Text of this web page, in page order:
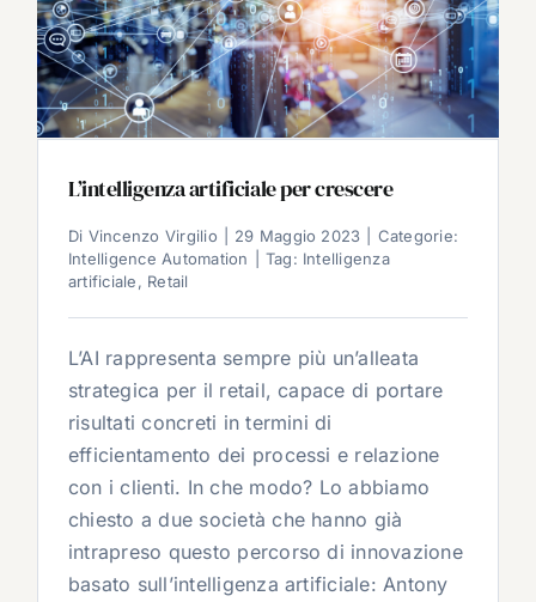
L’intelligenza artificiale per crescere
Di Vincenzo Virgilio 29 Maggio 2023
Categorie:
Intelligence Automation
Tag: Intelligenza
artificiale, Retail
L’AI rappresenta sempre più un’alleata
strategica per il retail, capace di portare
risultati concreti in termini di
efficientamento dei processi e relazione
con i clienti. In che modo? Lo abbiamo
chiesto a due società che hanno già
intrapreso questo percorso di innovazione
basato sull’intelligenza artificiale: Antony